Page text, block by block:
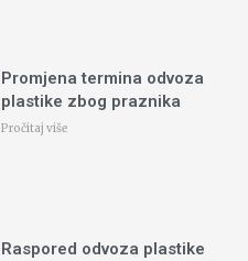
Promjena termina odvoza
plastike zbog praznika
Pročitaj više
Raspored odvoza plastike